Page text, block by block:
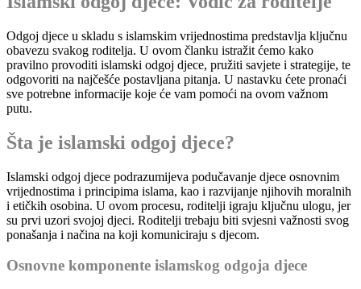
Odgoj djece u skladu s islamskim vrijednostima predstavlja ključnu
obavezu svakog roditelja. U ovom članku istražit ćemo kako
pravilno provoditi islamski odgoj djece, pružiti savjete i strategije, te
odgovoriti na najčešće postavljana pitanja. U nastavku ćete pronaći
sve potrebne informacije koje će vam pomoći na ovom važnom
putu.
Šta je islamski odgoj djece?
Islamski odgoj djece podrazumijeva podučavanje djece osnovnim
vrijednostima i principima islama, kao i razvijanje njihovih moralnih
i etičkih osobina. U ovom procesu, roditelji igraju ključnu ulogu, jer
su prvi uzori svojoj djeci. Roditelji trebaju biti svjesni važnosti svog
ponašanja i načina na koji komuniciraju s djecom.
Osnovne komponente islamskog odgoja djece